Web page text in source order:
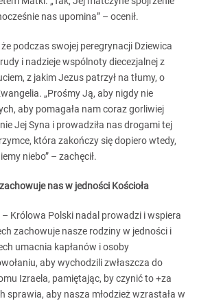
nas upomina” – ocenił.
podczas swojej peregrynacji Dziewica
i nadzieje wspólnoty diecezjalnej z
z jakim Jezus patrzył na tłumy, o
„Prośmy Ją, aby nigdy nie
aby pomagała nam coraz gorliwiej
Jej Syna i prowadziła nas drogami tej
która zakończy się dopiero wtedy,
niebo” – zachęcił.
nas w jedności Kościoła
– Królowa Polski nadal prowadzi i wspiera
zachowuje nasze rodziny w jedności i
umacnia kapłanów i osoby
aby wychodzili zwłaszcza do
Izraela, pamiętając, by czynić to +za
sprawia, aby nasza młodzież wzrastała w